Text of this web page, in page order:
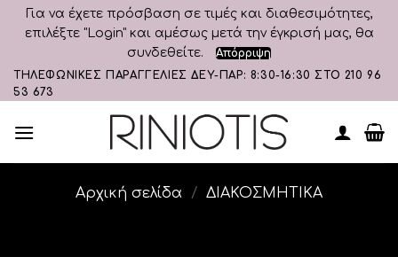
Για να έχετε πρόσβαση σε τιμές και διαθεσιμότητες,
επιλέξτε "Login" και αμέσως μετά την έγκρισή μας, θα
συνδεθείτε.
Απόρριψη
Skip
to
ΤΗΛΕΦΩΝΙΚΕΣ ΠΑΡΑΓΓΕΛΙΕΣ ΔΕΥ-ΠΑΡ: 8:30-16:30 ΣΤΟ 210 96
53 673
Αρχική σελίδα / ΔΙΑΚΟΣΜΗΤΙΚA